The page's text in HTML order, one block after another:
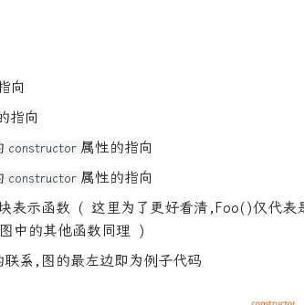
向
指向
constructor 属性的指向
constructor 属性的指向
表示函数 ( 这里为了更好看清,Foo()仅代表
中的其他函数同理 )
系,图的最左边即为例子代码